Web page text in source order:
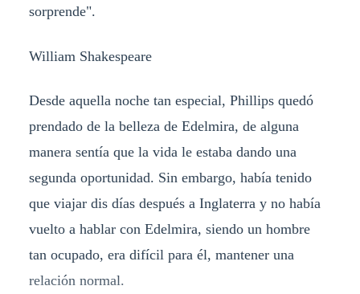
sorprende".
William Shakespeare
Desde aquella noche tan especial, Phillips quedó
prendado de la belleza de Edelmira, de alguna
manera sentía que la vida le estaba dando una
segunda oportunidad. Sin embargo, había tenido
que viajar dis días después a Inglaterra y no había
vuelto a hablar con Edelmira, siendo un hombre
tan ocupado, era difícil para él, mantener una
relación normal.